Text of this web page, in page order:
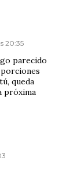
20:35
parecido
queda
próxima